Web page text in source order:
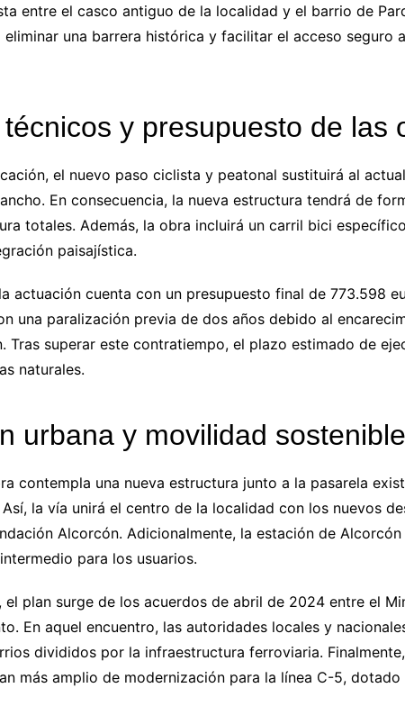
entre el casco antiguo de la localidad y el barrio de
eliminar una barrera histórica y facilitar el acceso seguro
y presupuesto de las
el nuevo paso ciclista y peatonal sustituirá al
En consecuencia, la nueva estructura tendrá de
totales. Además, la obra incluirá un carril bici
paisajística.
actuación cuenta con un presupuesto final de 773.598
una paralización previa de dos años debido al
Tras superar este contratiempo, el plazo estimado de
naturales.
urbana y movilidad
contempla una nueva estructura junto a la pasarela
la vía unirá el centro de la localidad con los nuevos
Alcorcón. Adicionalmente, la estación de
para los usuarios.
el plan surge de los acuerdos de abril de 2024 entre el
En aquel encuentro, las autoridades locales y
divididos por la infraestructura ferroviaria.
más amplio de modernización para la línea C-5,